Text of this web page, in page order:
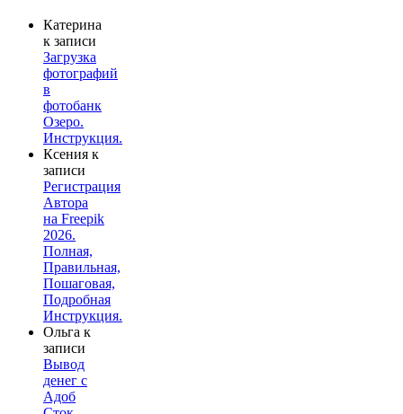
Катерина
к записи
Загрузка
фотографий
в
фотобанк
Озеро.
Инструкция.
Ксения к
записи
Регистрация
Автора
на Freepik
2026.
Полная,
Правильная,
Пошаговая,
Подробная
Инструкция.
Ольга к
записи
Вывод
денег с
Адоб